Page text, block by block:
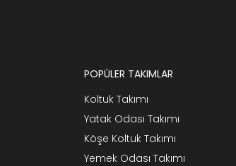
POPÜLER TAKIMLAR
Koltuk Takımı
Yatak Odası Takımı
Köşe Koltuk Takımı
Yemek Odası Takımı